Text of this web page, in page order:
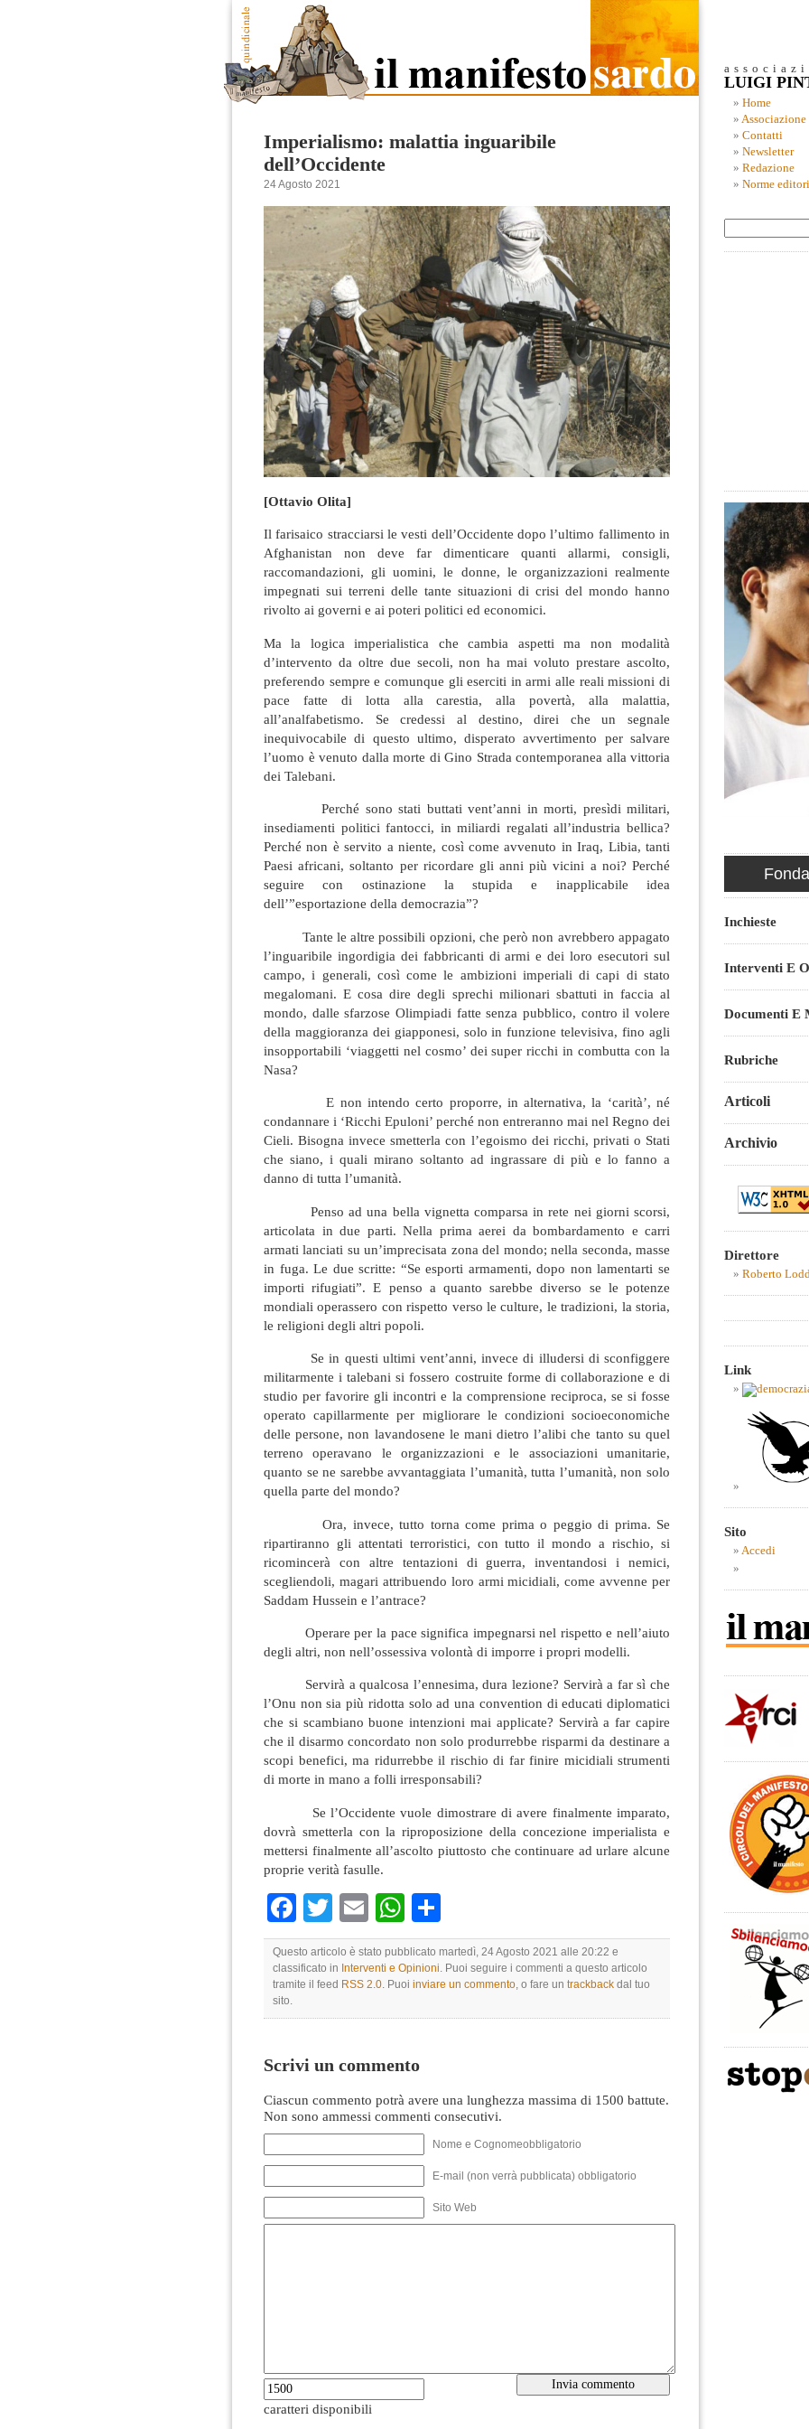
Imperialismo: malattia inguaribile
dell’Occidente
24 Agosto 2021
[Ottavio Olita]
Il farisaico stracciarsi le vesti dell’Occidente dopo l’ultimo fallimento in
Afghanistan non deve far dimenticare quanti allarmi, consigli,
raccomandazioni, gli uomini, le donne, le organizzazioni realmente
impegnati sui terreni delle tante situazioni di crisi del mondo hanno
rivolto ai governi e ai poteri politici ed economici.
Ma la logica imperialistica che cambia aspetti ma non modalità
d’intervento da oltre due secoli, non ha mai voluto prestare ascolto,
preferendo sempre e comunque gli eserciti in armi alle reali missioni di
pace fatte di lotta alla carestia, alla povertà, alla malattia,
all’analfabetismo. Se credessi al destino, direi che un segnale
inequivocabile di questo ultimo, disperato avvertimento per salvare
l’uomo è venuto dalla morte di Gino Strada contemporanea alla vittoria
dei Talebani.
Perché sono stati buttati vent’anni in morti, presìdi militari,
insediamenti politici fantocci, in miliardi regalati all’industria bellica?
Perché non è servito a niente, così come avvenuto in Iraq, Libia, tanti
Paesi africani, soltanto per ricordare gli anni più vicini a noi? Perché
seguire con ostinazione la stupida e inapplicabile idea
dell’”esportazione della democrazia”?
Tante le altre possibili opzioni, che però non avrebbero appagato
l’inguaribile ingordigia dei fabbricanti di armi e dei loro esecutori sul
campo, i generali, così come le ambizioni imperiali di capi di stato
megalomani. E cosa dire degli sprechi milionari sbattuti in faccia al
mondo, dalle sfarzose Olimpiadi fatte senza pubblico, contro il volere
della maggioranza dei giapponesi, solo in funzione televisiva, fino agli
insopportabili ‘viaggetti nel cosmo’ dei super ricchi in combutta con la
Nasa?
E non intendo certo proporre, in alternativa, la ‘carità’, né
condannare i ‘Ricchi Epuloni’ perché non entreranno mai nel Regno dei
Cieli. Bisogna invece smetterla con l’egoismo dei ricchi, privati o Stati
che siano, i quali mirano soltanto ad ingrassare di più e lo fanno a
danno di tutta l’umanità.
Penso ad una bella vignetta comparsa in rete nei giorni scorsi,
articolata in due parti. Nella prima aerei da bombardamento e carri
armati lanciati su un’imprecisata zona del mondo; nella seconda, masse
in fuga. Le due scritte: “Se esporti armamenti, dopo non lamentarti se
importi rifugiati”. E penso a quanto sarebbe diverso se le potenze
mondiali operassero con rispetto verso le culture, le tradizioni, la storia,
le religioni degli altri popoli.
Se in questi ultimi vent’anni, invece di illudersi di sconfiggere
militarmente i talebani si fossero costruite forme di collaborazione e di
studio per favorire gli incontri e la comprensione reciproca, se si fosse
operato capillarmente per migliorare le condizioni socioeconomiche
delle persone, non lavandosene le mani dietro l’alibi che tanto su quel
terreno operavano le organizzazioni e le associazioni umanitarie,
quanto se ne sarebbe avvantaggiata l’umanità, tutta l’umanità, non solo
quella parte del mondo?
Ora, invece, tutto torna come prima o peggio di prima. Se
ripartiranno gli attentati terroristici, con tutto il mondo a rischio, si
ricomincerà con altre tentazioni di guerra, inventandosi i nemici,
scegliendoli, magari attribuendo loro armi micidiali, come avvenne per
Saddam Hussein e l’antrace?
Operare per la pace significa impegnarsi nel rispetto e nell’aiuto
degli altri, non nell’ossessiva volontà di imporre i propri modelli.
Servirà a qualcosa l’ennesima, dura lezione? Servirà a far sì che
l’Onu non sia più ridotta solo ad una convention di educati diplomatici
che si scambiano buone intenzioni mai applicate? Servirà a far capire
che il disarmo concordato non solo produrrebbe risparmi da destinare a
scopi benefici, ma ridurrebbe il rischio di far finire micidiali strumenti
di morte in mano a folli irresponsabili?
Se l’Occidente vuole dimostrare di avere finalmente imparato,
dovrà smetterla con la riproposizione della concezione imperialista e
mettersi finalmente all’ascolto piuttosto che continuare ad urlare alcune
proprie verità fasulle.
Facebook
TwitterEmailWhatsApp
Questo articolo è stato pubblicato martedì, 24 Agosto 2021 alle 20:22 e
classificato in Interventi e Opinioni. Puoi seguire i commenti a questo articolo
tramite il feed RSS 2.0. Puoi inviare un commento, o fare un trackback dal tuo
sito.
Scrivi un commento
Ciascun commento potrà avere una lunghezza massima di 1500 battute.
Non sono ammessi commenti consecutivi.
Nome e Cognomeobbligatorio
E-mail (non verrà pubblicata) obbligatorio
Sito Web
caratteri disponibili
LUIGI
Home
Associazione
Contatti
Newsletter
Redazione
Norme
Inchieste
Interventi E
Documenti E
Rubriche
Articoli
Archivio
Direttore
Roberto
Link
Sito
Accedi